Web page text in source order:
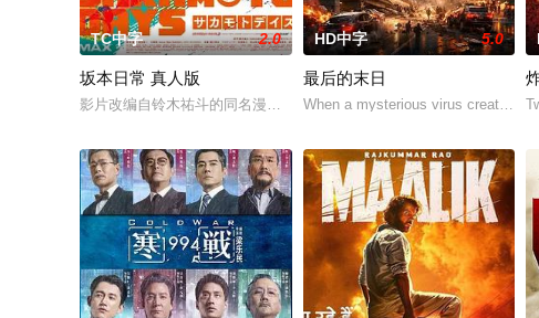
TC中字 2.0
坂本日常 真人版
影片改编自铃木祐斗的同名漫画，天才杀手主人公·坂本太郎（目黑莲
HD中字 5.0
最后的末日
When a mysterious virus created